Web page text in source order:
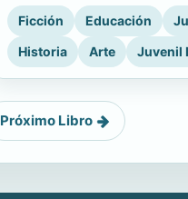
Ficción Educación
Historia
Arte Juvenil
Próximo Libro